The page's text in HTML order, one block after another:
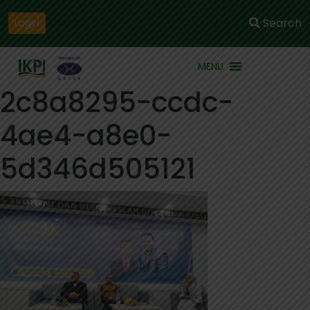
Login Search
MENU
2c8a8295-ccdc-
4ae4-a8e0-
5d346d505121